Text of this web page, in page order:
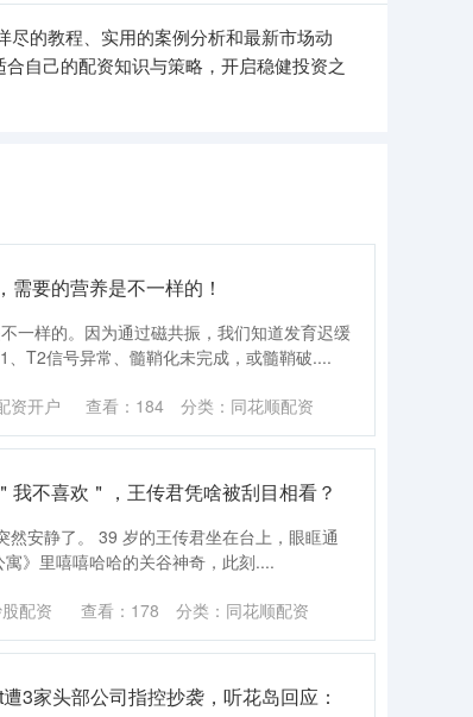
的教程、实用的案例分析和最新市场动
自己的配资知识与策略，开启稳健投资之
要的营养是不一样的！
一样的。因为通过磁共振，我们知道发育迟缓
T2信号异常、髓鞘化未完成，或髓鞘破....
资开户 查看： 184 分类： 同花顺配资
不喜欢＂，王传君凭啥被刮目相看？
安静了。 39 岁的王传君坐在台上，眼眶通
》里嘻嘻哈哈的关谷神奇，此刻....
配资 查看： 178 分类： 同花顺配资
3家头部公司指控抄袭，听花岛回应：